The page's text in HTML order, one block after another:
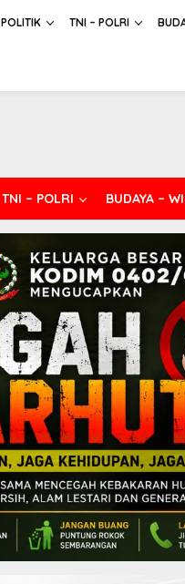
POLITIK TNI – POLRI
TNI – POLRI BUDAYA –